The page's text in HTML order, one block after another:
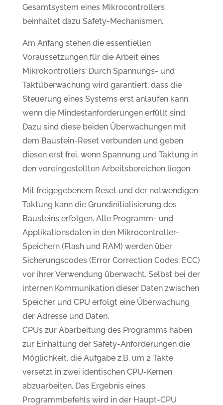
Gesamtsystem eines Mikrocontrollers
beinhaltet dazu Safety-Mechanismen.
Am Anfang stehen die essentiellen
Voraussetzungen für die Arbeit eines
Mikrokontrollers: Durch Spannungs- und
Taktüberwachung wird garantiert, dass die
Steuerung eines Systems erst anlaufen kann,
wenn die Mindestanforderungen erfüllt sind.
Dazu sind diese beiden Überwachungen mit
dem Baustein-Reset verbunden und geben
diesen erst frei, wenn Spannung und Taktung in
den voreingestellten Arbeitsbereichen liegen.
Mit freigegebenem Reset und der notwendigen
Taktung kann die Grundinitialisierung des
Bausteins erfolgen. Alle Programm- und
Applikationsdaten in den Mikrocontroller-
Speichern (Flash und RAM) werden über
Sicherungscodes (Error Correction Codes, ECC)
vor ihrer Verwendung überwacht. Selbst bei der
internen Kommunikation dieser Daten zwischen
Speicher und CPU erfolgt eine Überwachung
der Adresse und Daten.
CPUs zur Abarbeitung des Programms haben
zur Einhaltung der Safety-Anforderungen die
Möglichkeit, die Aufgabe z.B. um 2 Takte
versetzt in zwei identischen CPU-Kernen
abzuarbeiten. Das Ergebnis eines
Programmbefehls wird in der Haupt-CPU